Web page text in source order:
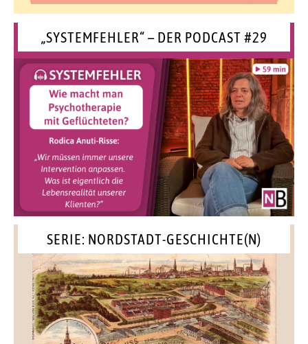
„SYSTEMFEHLER“ – DER PODCAST #29
SERIE: NORDSTADT-GESCHICHTE(N)